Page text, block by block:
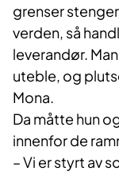
grenser
verden, så
leverandør.
uteble, og
Mona.
Da måtte hun
innenfor de
– Vi er styrt av